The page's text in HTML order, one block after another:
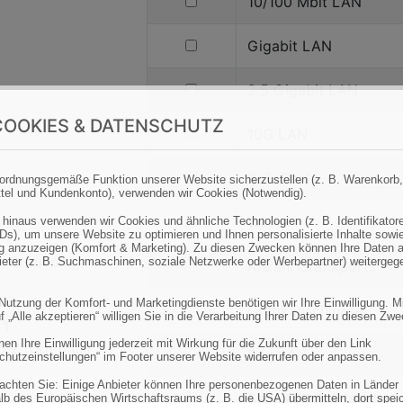
& DATENSCHUTZ
Funktion unserer Website sicherzustellen (z. B. Warenkorb,
und Kundenkonto), verwenden wir Cookies (Notwendig).
hinaus verwenden wir Cookies und ähnliche Technologien (z. B.
um unsere Website zu optimieren und Ihnen personalisierte Inhalte
anzuzeigen (Komfort & Marketing). Zu diesen Zwecken können Ihre Daten
(z. B. Suchmaschinen, soziale Netzwerke oder Werbepartner)
der Komfort- und Marketingdienste benötigen wir Ihre Einwilligung.
„Alle akzeptieren“ willigen Sie in die Verarbeitung Ihrer Daten zu diesen
Ihre Einwilligung jederzeit mit Wirkung für die Zukunft über den Link
im Footer unserer Website widerrufen oder anpassen.
Sie: Einige Anbieter können Ihre personenbezogenen Daten in Länder
des Europäischen Wirtschaftsraums (z. B. die USA) übermitteln, dort
Grounding
(Optional)
10/100
LAN
filtern
Gigabit
Gigabit LAN
filtern
2.5
Gigabit
LAN
2.5 Gigabit LAN
filtern
nach
10G
LAN
filtern
nach
PoE-
Ports
PoE-Ports
filtern
nach
WLAN
WLAN
filtern
Anzahl
Anzahl Grafikports
filtern
Grafikanschlüsse
Grafikanschlüsse
filtern
Edge
Edge AI
filtern
Serielle Schnittstellen